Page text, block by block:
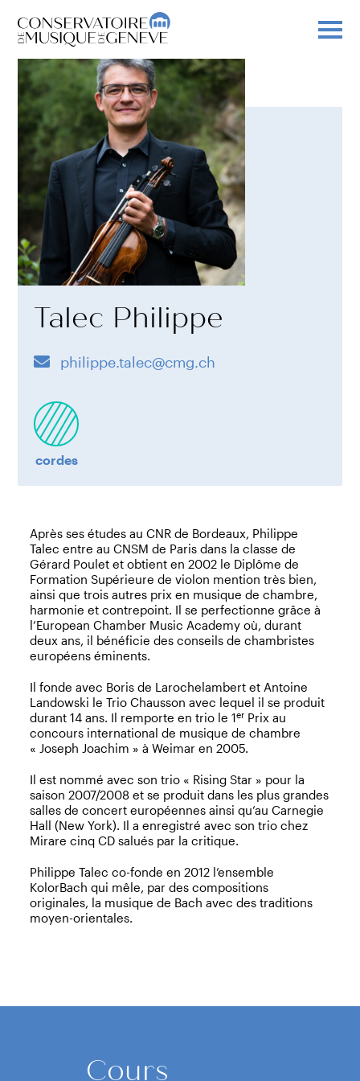
Talec Philippe
philippe.talec@cmg.ch
cordes
Après ses études au CNR de Bordeaux, Philippe
Talec entre au CNSM de Paris dans la classe de
Gérard Poulet et obtient en 2002 le Diplôme de
Formation Supérieure de violon mention très bien,
ainsi que trois autres prix en musique de chambre,
harmonie et contrepoint. Il se perfectionne grâce à
l’European Chamber Music Academy où, durant
deux ans, il bénéficie des conseils de chambristes
européens éminents.
Il fonde avec Boris de Larochelambert et Antoine
Landowski le Trio Chausson avec lequel il se produit
durant 14 ans. Il remporte en trio le 1er Prix au
concours international de musique de chambre
« Joseph Joachim » à Weimar en 2005.
Il est nommé avec son trio « Rising Star » pour la
saison 2007/2008 et se produit dans les plus grandes
salles de concert européennes ainsi qu’au Carnegie
Hall (New York). Il a enregistré avec son trio chez
Mirare cinq CD salués par la critique.
Philippe Talec co-fonde en 2012 l’ensemble
KolorBach qui mêle, par des compositions
originales, la musique de Bach avec des traditions
moyen-orientales.
Cours